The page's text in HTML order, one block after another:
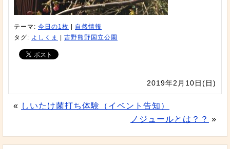
テーマ: 今日の1枚
自然情報
タグ: よしくま 吉野熊野国立公園
2019年2月10日(日)
« しいたけ菌打ち体験（イベント告知）
ノジュールとは？？ »